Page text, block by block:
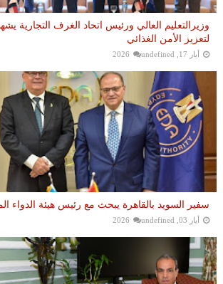
لتعزيز الأمن الغذائي
أيار 17, 2026 undefined
سفير السويد بالقاهرة يبحث مع رئيس هيئة الدواء
أيار 03, 2026 undefined